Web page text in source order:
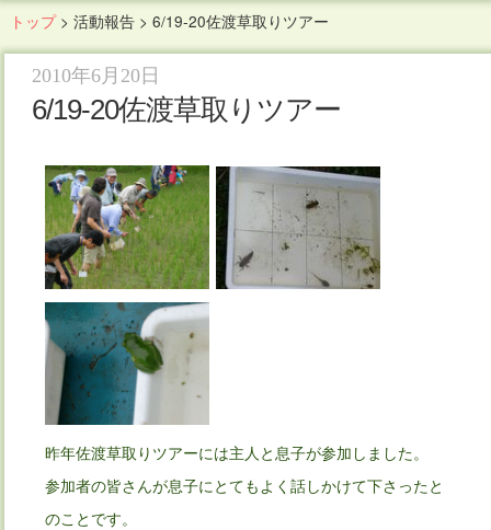
トップ> 活動報告> 6/19-20佐渡草取りツアー
2010年6月20日
6/19-20佐渡草取りツアー
昨年佐渡草取りツアーには主人と息子が参加しました。
参加者の皆さんが息子にとてもよく話しかけて下さったと
のことです。